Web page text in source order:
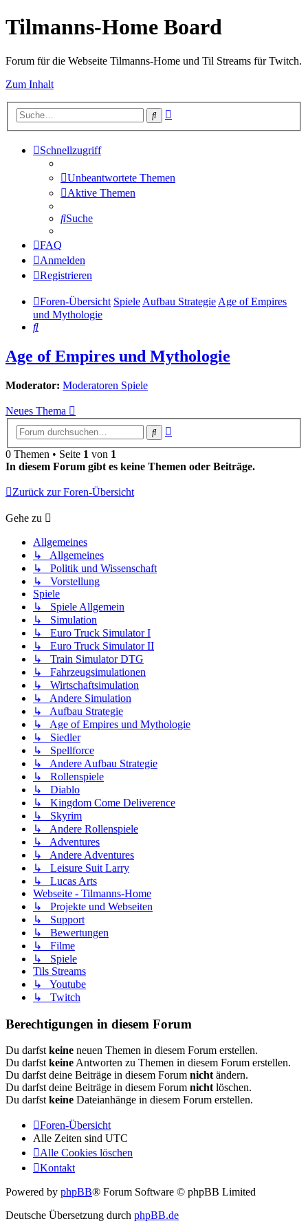
Tilmanns-Home Board
Forum für die Webseite Tilmanns-Home und Til Streams für Twitch.
Zum Inhalt
Suche
Schnellzugriff
Unbeantwortete Themen
Aktive Themen
Suche
FAQ
Anmelden
Registrieren
Foren-Übersicht SpieleAufbau StrategieAge of Empires
und Mythologie
Suche
Age of Empires und Mythologie
Moderator: Moderatoren Spiele
Neues Thema
Suche
0 Themen • Seite 1 von 1
In diesem Forum gibt es keine Themen oder Beiträge.
Zurück zur Foren-Übersicht
Gehe zu
Allgemeines
↳ Allgemeines
↳ Politik und Wissenschaft
↳ Vorstellung
Spiele
↳ Spiele Allgemein
↳ Simulation
↳ Euro Truck Simulator I
↳ Euro Truck Simulator II
↳ Train Simulator DTG
↳ Fahrzeugsimulationen
↳ Wirtschaftsimulation
↳ Andere Simulation
↳ Aufbau Strategie
↳ Age of Empires und Mythologie
↳ Siedler
↳ Spellforce
↳ Andere Aufbau Strategie
↳ Rollenspiele
↳ Diablo
↳ Kingdom Come Deliverence
↳ Skyrim
↳ Andere Rollenspiele
↳ Adventures
↳ Andere Adventures
↳ Leisure Suit Larry
↳ Lucas Arts
Webseite - Tilmanns-Home
↳ Projekte und Webseiten
↳ Support
↳ Bewertungen
↳ Filme
↳ Spiele
Tils Streams
↳ Youtube
↳ Twitch
Berechtigungen in diesem Forum
Du darfst keine neuen Themen in diesem Forum erstellen.
Du darfst keine Antworten zu Themen in diesem Forum erstellen.
Du darfst deine Beiträge in diesem Forum nicht ändern.
Du darfst deine Beiträge in diesem Forum nicht löschen.
Du darfst keine Dateianhänge in diesem Forum erstellen.
Foren-Übersicht
Alle Zeiten sind UTC
Alle Cookies löschen
Kontakt
Powered by phpBB® Forum Software © phpBB Limited
Deutsche Übersetzung durch phpBB.de